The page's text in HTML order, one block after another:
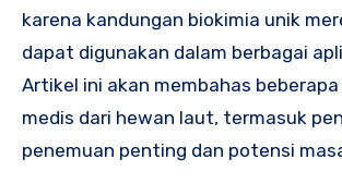
karena kandungan biokimia unik
dapat digunakan dalam berbagai
Artikel ini akan membahas
medis dari hewan laut, termasuk
penemuan penting dan potensi